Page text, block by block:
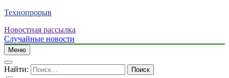
Технопрорыв
Новостная рассылка
Случайные новости
Меню
Найти: